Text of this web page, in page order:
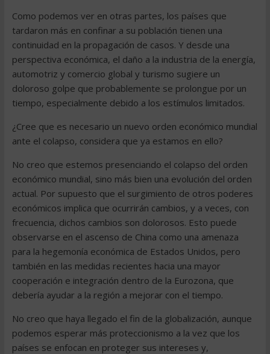
Como podemos ver en otras partes, los países que
tardaron más en confinar a su población tienen una
continuidad en la propagación de casos. Y desde una
perspectiva económica, el daño a la industria de la energía,
automotriz y comercio global y turismo sugiere un
doloroso golpe que probablemente se prolongue por un
tiempo, especialmente debido a los estímulos limitados.
¿Cree que es necesario un nuevo orden económico mundial
ante el colapso, considera que ya estamos en ello?
No creo que estemos presenciando el colapso del orden
económico mundial, sino más bien una evolución del orden
actual. Por supuesto que el surgimiento de otros poderes
económicos implica que ocurrirán cambios, y a veces, con
frecuencia, dichos cambios son dolorosos. Esto puede
observarse en el ascenso de China como una amenaza
para la hegemonía económica de Estados Unidos, pero
también en las medidas recientes hacia una mayor
cooperación e integración dentro de la Eurozona, que
debería ayudar a la región a mejorar con el tiempo.
No creo que haya llegado el fin de la globalización, aunque
podemos esperar más proteccionismo a la vez que los
países se enfocan en proteger sus intereses y,